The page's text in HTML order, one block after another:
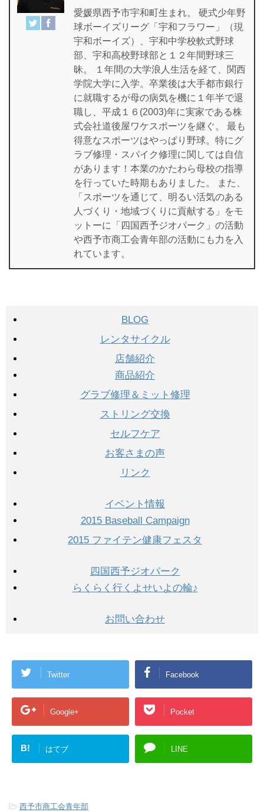
愛媛県西予市宇和町生まれ。 硬式少年野
球ボーイズリーグ「宇和フラワー」（現
宇和ボーイズ）、宇和中学校軟式野球
部、宇和高校野球部と１２年間野球三
昧。 １年間の大学浪人生活を経て、関西
学院大学に入学。卒業後は大手都市銀行
に就職するが母の病気を機に１年半で退
職し、平成１６(2003)年に実家である株
式会社道後屋ワケスポーツを継ぐ。 最も
得意なスポーツはやっぱり野球。特にグ
ラブ修理・スパイク修理に関しては自信
があります！本業のかたわら母校の指導
を行っていた時期もありました。 また、
「スポーツを通じて、明るい活気のある
人づくり・地域づくりに貢献する」をモ
ットーに「四国西予ジオパーク」の活動
や西予市商工会青年部の活動にも力を入
れています。
BLOG
レンタサイクル
店舗紹介
商品紹介
グラブ修理＆ミット修理
ストリング交換
セルフケア
お客さまの声
リンク
イベント情報
2015 Baseball Campaign
2015 ファイテン健康フェスタ
四国西予ジオパーク
らくらく行くよせいよの輪♪
お問い合わせ
Twitter Facebook
Google+ Pocket
B! はてブ LINE
-西予市商工会青年部